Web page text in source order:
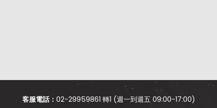
客服電話： 02-29959861 轉1 (週一到週五 09:00-17:00)